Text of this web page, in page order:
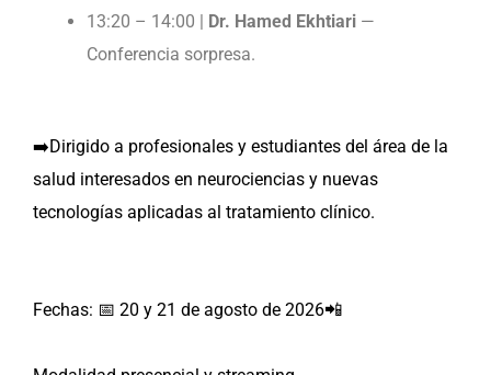
13:20 – 14:00 | Dr. Hamed Ekhtiari —
Conferencia sorpresa.
➡️Dirigido a profesionales y estudiantes del área de la
salud interesados en neurociencias y nuevas
tecnologías aplicadas al tratamiento clínico.
Fechas: 📅 20 y 21 de agosto de 2026📲